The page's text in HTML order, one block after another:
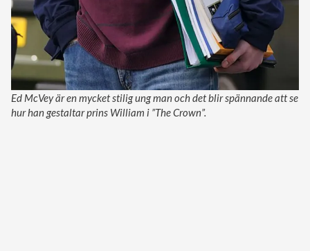
Ed McVey är en mycket stilig ung man och det blir spännande att se
hur han gestaltar prins William i ”The Crown”.